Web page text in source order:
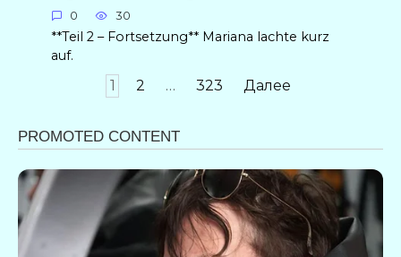
0 30
**Teil 2 – Fortsetzung** Mariana lachte kurz
auf.
1 2 … 323 Далее